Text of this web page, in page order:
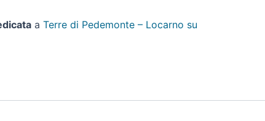
a Terre di Pedemonte – Locarno su